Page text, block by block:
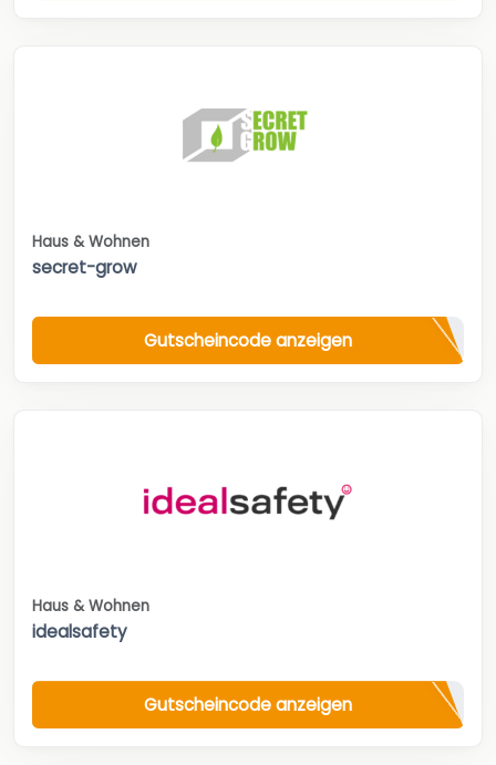
Haus & Wohnen
secret-grow
Gutscheincode anzeigen
Haus & Wohnen
idealsafety
Gutscheincode anzeigen